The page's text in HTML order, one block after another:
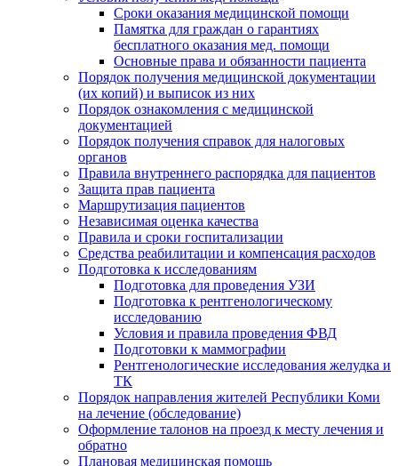
Сроки оказания медицинской помощи
Памятка для граждан о гарантиях
бесплатного оказания мед. помощи
Основные права и обязанности пациента
Порядок получения медицинской документации
(их копий) и выписок из них
Порядок ознакомления с медицинской
документацией
Порядок получения справок для налоговых
органов
Правила внутреннего распорядка для пациентов
Защита прав пациента
Маршрутизация пациентов
Независимая оценка качества
Правила и сроки госпитализации
Средства реабилитации и компенсация расходов
Подготовка к исследованиям
Подготовка для проведения УЗИ
Подготовка к рентгенологическому
исследованию
Условия и правила проведения ФВД
Подготовки к маммографии
Рентгенологические исследования желудка и
ТК
Порядок направления жителей Республики Коми
на лечение (обследование)
Оформление талонов на проезд к месту лечения и
обратно
Плановая медицинская помощь